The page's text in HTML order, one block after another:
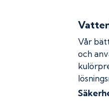
Vår
och